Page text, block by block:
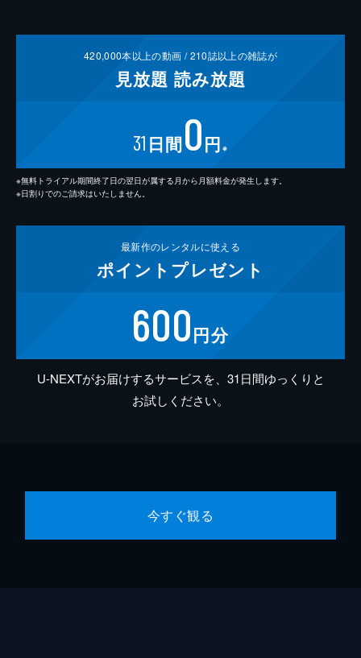
420,000本以上の動画 /210誌以上の雑誌が
見放題 読み放題
31 日間0円 ※
※無料トライアル期間終了日の翌日が属する月から月額料金が発生します。
※日割りでのご請求はいたしません。
最新作のレンタルに使える
ポイント プレゼント
600円分
U-NEXTがお届けするサービスを、31日間ゆっくりと
お試しください。
今すぐ観る